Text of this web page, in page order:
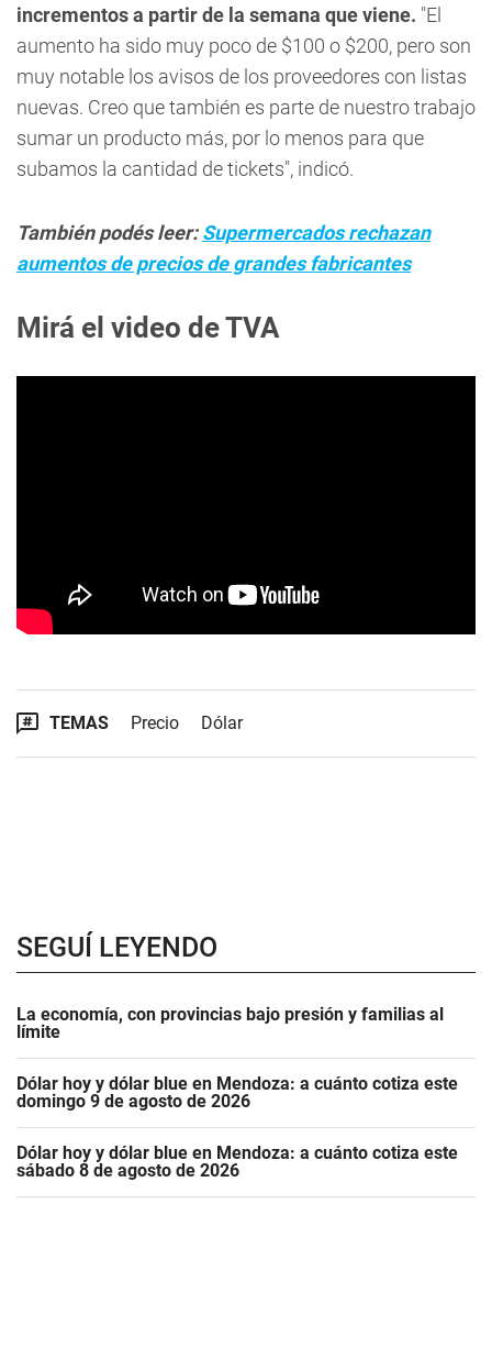
incrementos a partir de la semana que viene. "El
aumento ha sido muy poco de $100 o $200, pero son
muy notable los avisos de los proveedores con listas
nuevas. Creo que también es parte de nuestro trabajo
sumar un producto más, por lo menos para que
subamos la cantidad de tickets", indicó.
También podés leer:Supermercados rechazan
aumentos de precios de grandes fabricantes
Mirá el video de TVA
TEMAS Precio Dólar
SEGUÍ LEYENDO
La economía, con provincias bajo presión y familias al
límite
Dólar hoy y dólar blue en Mendoza: a cuánto cotiza este
domingo 9 de agosto de 2026
Dólar hoy y dólar blue en Mendoza: a cuánto cotiza este
sábado 8 de agosto de 2026